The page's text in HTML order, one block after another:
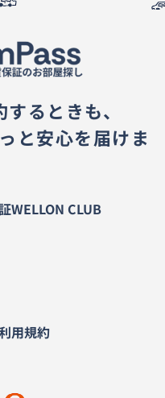
るときも、
と安心を届けま
WELLON CLUB
用規約